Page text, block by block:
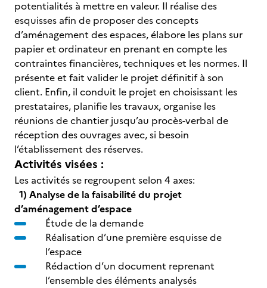
potentialités à mettre en valeur. Il réalise des
esquisses afin de proposer des concepts
d’aménagement des espaces, élabore les plans sur
papier et ordinateur en prenant en compte les
contraintes financières, techniques et les normes. Il
présente et fait valider le projet définitif à son
client. Enfin, il conduit le projet en choisissant les
prestataires, planifie les travaux, organise les
réunions de chantier jusqu’au procès-verbal de
réception des ouvrages avec, si besoin
l’établissement des réserves.
Activités visées :
Les activités se regroupent selon 4 axes:
1) Analyse de la faisabilité du projet
d’aménagement d’espace
Étude de la demande
Réalisation d’une première esquisse de
l’espace
Rédaction d’un document reprenant
l’ensemble des éléments analysés